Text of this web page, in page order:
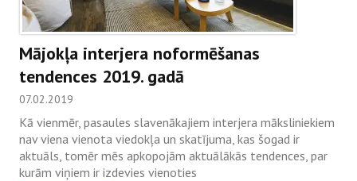
Mājokļa interjera noformēšanas
tendences 2019. gadā
07.02.2019
Kā vienmēr, pasaules slavenākajiem interjera māksliniekiem
nav viena vienota viedokļa un skatījuma, kas šogad ir
aktuāls, tomēr mēs apkopojām aktuālākās tendences, par
kurām viņiem ir izdevies vienoties